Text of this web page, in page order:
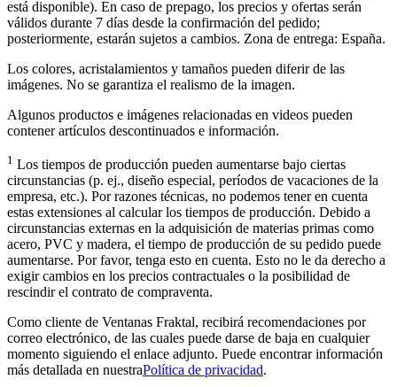
está disponible). En caso de prepago, los precios y ofertas serán
válidos durante 7 días desde la confirmación del pedido;
posteriormente, estarán sujetos a cambios. Zona de entrega: España.
Los colores, acristalamientos y tamaños pueden diferir de las
imágenes. No se garantiza el realismo de la imagen.
Algunos productos e imágenes relacionadas en videos pueden
contener artículos descontinuados e información.
1 Los tiempos de producción pueden aumentarse bajo ciertas
circunstancias (p. ej., diseño especial, períodos de vacaciones de la
empresa, etc.). Por razones técnicas, no podemos tener en cuenta
estas extensiones al calcular los tiempos de producción. Debido a
circunstancias externas en la adquisición de materias primas como
acero, PVC y madera, el tiempo de producción de su pedido puede
aumentarse. Por favor, tenga esto en cuenta. Esto no le da derecho a
exigir cambios en los precios contractuales o la posibilidad de
rescindir el contrato de compraventa.
Como cliente de Ventanas Fraktal, recibirá recomendaciones por
correo electrónico, de las cuales puede darse de baja en cualquier
momento siguiendo el enlace adjunto. Puede encontrar información
más detallada en nuestraPolítica de privacidad.